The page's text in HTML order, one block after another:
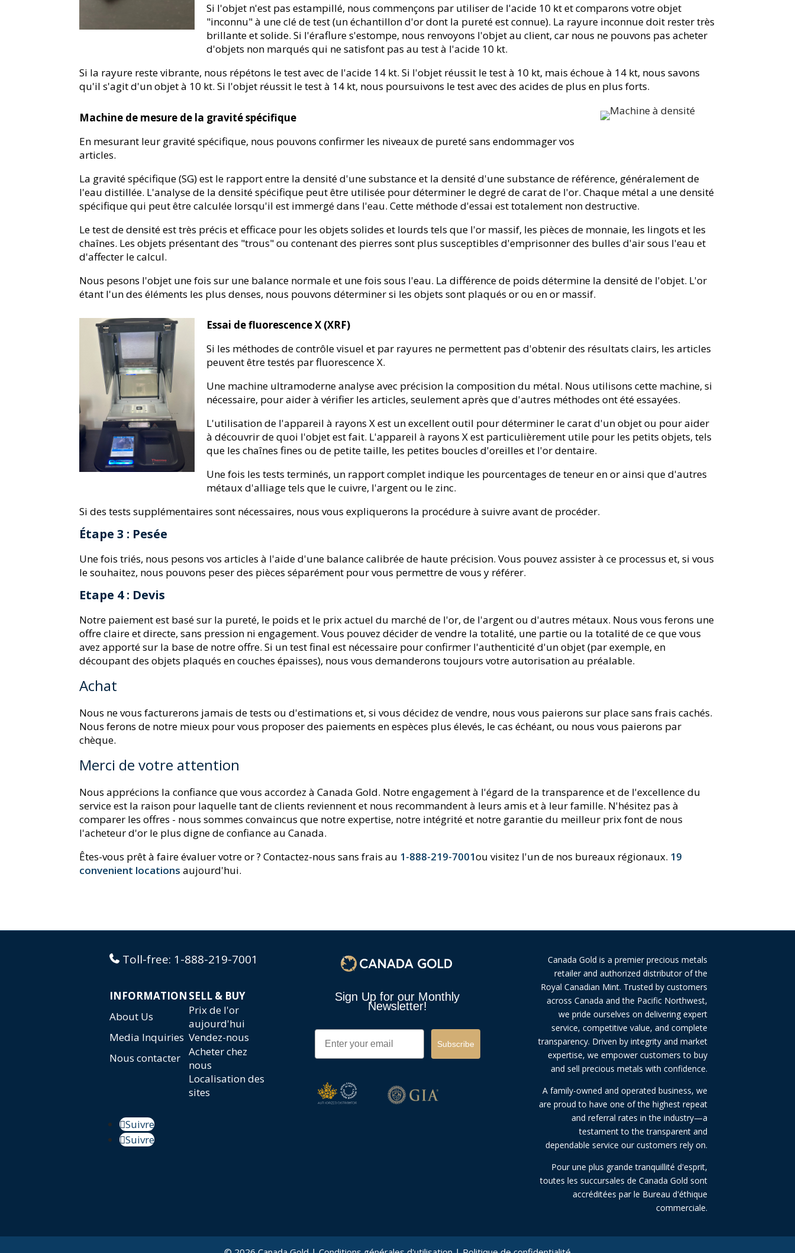
Si l'objet n'est pas estampillé, nous commençons par utiliser de l'acide 10 kt et comparons votre objet
"inconnu" à une clé de test (un échantillon d'or dont la pureté est connue). La rayure inconnue doit rester très
brillante et solide. Si l'éraflure s'estompe, nous renvoyons l'objet au client, car nous ne pouvons pas acheter
d'objets non marqués qui ne satisfont pas au test à l'acide 10 kt.
Si la rayure reste vibrante, nous répétons le test avec de l'acide 14 kt. Si l'objet réussit le test à 10 kt, mais échoue à 14 kt, nous savons
qu'il s'agit d'un objet à 10 kt. Si l'objet réussit le test à 14 kt, nous poursuivons le test avec des acides de plus en plus forts.
Machine de mesure de la gravité spécifique
En mesurant leur gravité spécifique, nous pouvons confirmer les niveaux de pureté sans endommager vos
articles.
La gravité spécifique (SG) est le rapport entre la densité d'une substance et la densité d'une substance de référence, généralement de
l'eau distillée. L'analyse de la densité spécifique peut être utilisée pour déterminer le degré de carat de l'or. Chaque métal a une densité
spécifique qui peut être calculée lorsqu'il est immergé dans l'eau. Cette méthode d'essai est totalement non destructive.
Le test de densité est très précis et efficace pour les objets solides et lourds tels que l'or massif, les pièces de monnaie, les lingots et les
chaînes. Les objets présentant des "trous" ou contenant des pierres sont plus susceptibles d'emprisonner des bulles d'air sous l'eau et
d'affecter le calcul.
Nous pesons l'objet une fois sur une balance normale et une fois sous l'eau. La différence de poids détermine la densité de l'objet. L'or
étant l'un des éléments les plus denses, nous pouvons déterminer si les objets sont plaqués or ou en or massif.
Essai de fluorescence X (XRF)
Si les méthodes de contrôle visuel et par rayures ne permettent pas d'obtenir des résultats clairs, les articles
peuvent être testés par fluorescence X.
Une machine ultramoderne analyse avec précision la composition du métal. Nous utilisons cette machine, si
nécessaire, pour aider à vérifier les articles, seulement après que d'autres méthodes ont été essayées.
L'utilisation de l'appareil à rayons X est un excellent outil pour déterminer le carat d'un objet ou pour aider
à découvrir de quoi l'objet est fait. L'appareil à rayons X est particulièrement utile pour les petits objets, tels
que les chaînes fines ou de petite taille, les petites boucles d'oreilles et l'or dentaire.
Une fois les tests terminés, un rapport complet indique les pourcentages de teneur en or ainsi que d'autres
métaux d'alliage tels que le cuivre, l'argent ou le zinc.
Si des tests supplémentaires sont nécessaires, nous vous expliquerons la procédure à suivre avant de procéder.
Étape 3 : Pesée
Une fois triés, nous pesons vos articles à l'aide d'une balance calibrée de haute précision. Vous pouvez assister à ce processus et, si vous
le souhaitez, nous pouvons peser des pièces séparément pour vous permettre de vous y référer.
Etape 4 : Devis
Notre paiement est basé sur la pureté, le poids et le prix actuel du marché de l'or, de l'argent ou d'autres métaux. Nous vous ferons une
offre claire et directe, sans pression ni engagement. Vous pouvez décider de vendre la totalité, une partie ou la totalité de ce que vous
avez apporté sur la base de notre offre. Si un test final est nécessaire pour confirmer l'authenticité d'un objet (par exemple, en
découpant des objets plaqués en couches épaisses), nous vous demanderons toujours votre autorisation au préalable.
Achat
Nous ne vous facturerons jamais de tests ou d'estimations et, si vous décidez de vendre, nous vous paierons sur place sans frais cachés.
Nous ferons de notre mieux pour vous proposer des paiements en espèces plus élevés, le cas échéant, ou nous vous paierons par
chèque.
Merci de votre attention
Nous apprécions la confiance que vous accordez à Canada Gold. Notre engagement à l'égard de la transparence et de l'excellence du
service est la raison pour laquelle tant de clients reviennent et nous recommandent à leurs amis et à leur famille. N'hésitez pas à
comparer les offres - nous sommes convaincus que notre expertise, notre intégrité et notre garantie du meilleur prix font de nous
l'acheteur d'or le plus digne de confiance au Canada.
Êtes-vous prêt à faire évaluer votre or ? Contactez-nous sans frais au 1-888-219-7001ou visitez l'un de nos bureaux régionaux. 19
convenient locations aujourd'hui.
Toll-free: 1-888-219-7001
INFORMATION SELL & BUY
About Us
Prix de l'or
aujourd'hui
Media Inquiries Vendez-nous
Nous contacter
Acheter chez
nous
Localisation des
sites
Suivre
Suivre
Sign Up for our Monthly
Newsletter!
Email
Subscribe
Canada Gold is a premier precious metals
retailer and authorized distributor of the
Royal Canadian Mint. Trusted by customers
across Canada and the Pacific Northwest,
we pride ourselves on delivering expert
service, competitive value, and complete
transparency. Driven by integrity and market
expertise, we empower customers to buy
and sell precious metals with confidence.
A family-owned and operated business, we
are proud to have one of the highest repeat
and referral rates in the industry—a
testament to the transparent and
dependable service our customers rely on.
Pour une plus grande tranquillité d'esprit,
toutes les succursales de Canada Gold sont
accréditées par le Bureau d'éthique
commerciale.